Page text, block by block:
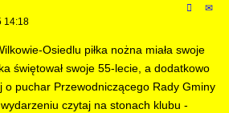
14:18
Osiedlu piłka nożna miała swoje
świętował swoje 55-lecie, a dodatkowo
o puchar Przewodniczącego Rady Gminy
czytaj na stonach klubu -